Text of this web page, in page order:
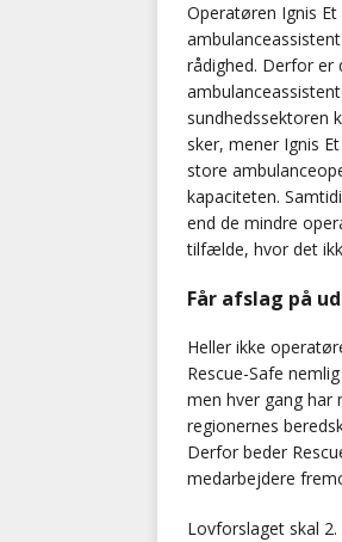
Operatøren Ignis
rådighed. Derfor er
sundhedssektoren
sker, mener Ignis
store
kapaciteten.
end de mindre
tilfælde, hvor det
Får afslag på
Heller ikke
Rescue-Safe
men hver gang har
regionernes
Derfor beder
medarbejdere
Lovforslaget skal